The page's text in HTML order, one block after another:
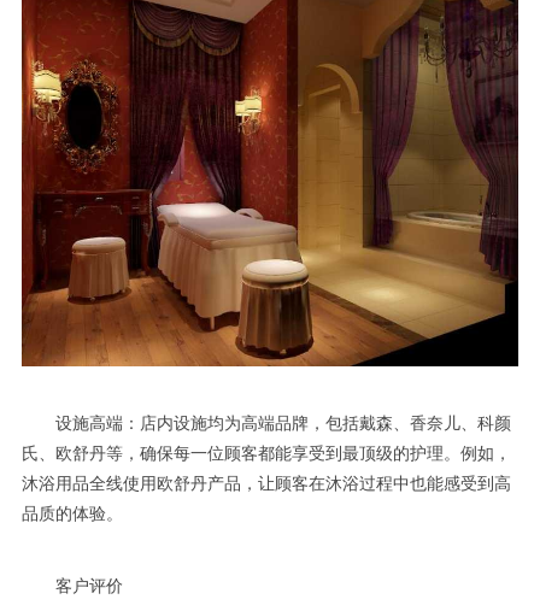
设施高端：店内设施均为高端品牌，包括戴森、香奈儿、科颜
氏、欧舒丹等，确保每一位顾客都能享受到最顶级的护理。例如，
沐浴用品全线使用欧舒丹产品，让顾客在沐浴过程中也能感受到高
品质的体验。
客户评价